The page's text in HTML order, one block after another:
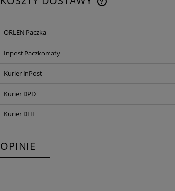
ORLEN Paczka
Inpost Paczkomaty
Kurier InPost
Kurier DPD
Kurier DHL
OPINIE